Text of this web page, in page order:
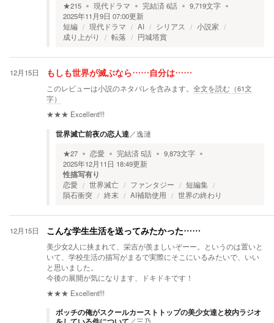
★215 現代ドラマ 完結済6話 9,719文字
2025年11月9日 07:00更新
短編
現代ドラマ AI シリアス
小説家
成り上がり
転落 円城塔賞
12月15日 もしも世界が滅ぶなら……自分は……
このレビューは小説のネタバレを含みます。 全文を読む（61文
字）
★★★ Excellent!!!
世界滅亡前夜の恋人達／逸漣
★27 恋愛 完結済5話 9,873文字
2025年12月11日 18:49更新
性描写有り
恋愛 世界滅亡 ファンタジー
短編集
隕石衝突
終末 AI補助使用 世界の終わり
12月15日 こんな学生生活を送ってみたかった……
美少女2人に挟まれて、栄吉が羨ましいぞーー。というのは置いと
いて、学校生活の描写がまるで実際にそこにいるみたいで、いい
と思いました。
今後の展開が気になります、ドキドキです！
★★★ Excellent!!!
ボッチの俺がスクールカーストトップの美少女達と校内ラジオ